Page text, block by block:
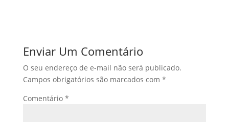
Enviar Um Comentário
O seu endereço de e-mail não será publicado.
Campos obrigatórios são marcados com *
Comentário *